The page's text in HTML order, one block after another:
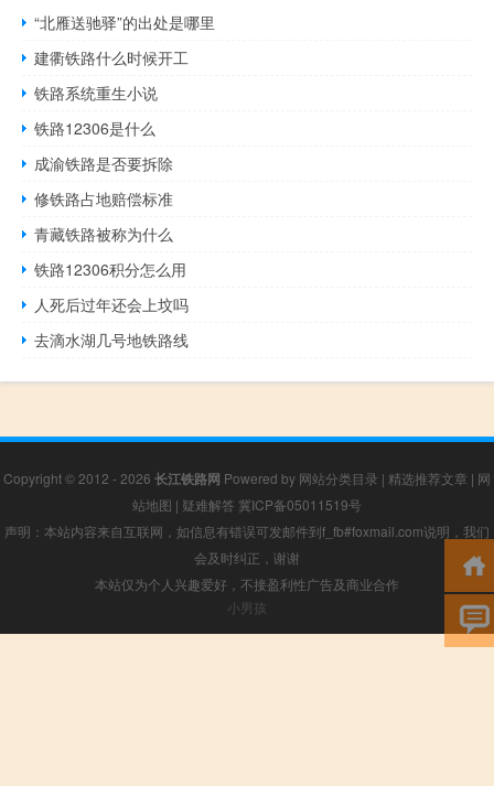
“北雁送驰驿”的出处是哪里
建衢铁路什么时候开工
铁路系统重生小说
铁路12306是什么
成渝铁路是否要拆除
修铁路占地赔偿标准
青藏铁路被称为什么
铁路12306积分怎么用
人死后过年还会上坟吗
去滴水湖几号地铁路线
Copyright © 2012 - 2026 长江铁路网 Powered by 网站分类目录 | 精选推荐文章 | 网
站地图 | 疑难解答 冀ICP备05011519号
声明：本站内容来自互联网，如信息有错误可发邮件到f_fb#foxmail.com说明，我们
会及时纠正，谢谢
本站仅为个人兴趣爱好，不接盈利性广告及商业合作
小男孩